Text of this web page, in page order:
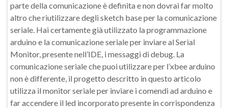
parte della comunicazione è definita e non dovrai far molto
altro che riutilizzare degli sketch base per la comunicazione
seriale. Hai certamente già utilizzato la programmazione
arduino e la comunicazione seriale per inviare al Serial
Monitor, presente nell’IDE, i messaggi di debug. La
comunicazione seriale che puoi utilizzare per l’xbee arduino
non è differente, il progetto descritto in questo articolo
utilizza il monitor seriale per inviare i comendi ad arduino e
far accendere il led incorporato presente in corrispondenza